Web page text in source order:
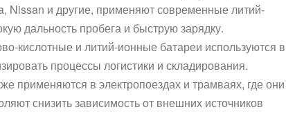
Nissan и другие, применяют современные литий-
дальность пробега и быструю зарядку.
кислотные и литий-ионные батареи используются в
процессы логистики и складирования.
применяются в электропоездах и трамваях, где они
снизить зависимость от внешних источников